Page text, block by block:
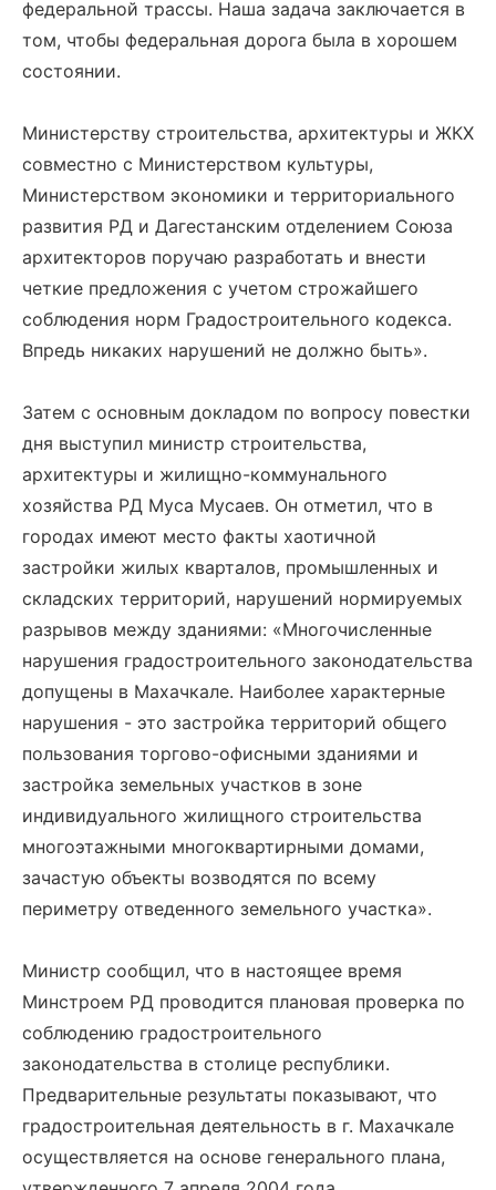
федеральной трассы. Наша задача заключается в
том, чтобы федеральная дорога была в хорошем
состоянии.
Министерству строительства, архитектуры и ЖКХ
совместно с Министерством культуры,
Министерством экономики и территориального
развития РД и Дагестанским отделением Союза
архитекторов поручаю разработать и внести
четкие предложения с учетом строжайшего
соблюдения норм Градостроительного кодекса.
Впредь никаких нарушений не должно быть».
Затем с основным докладом по вопросу повестки
дня выступил министр строительства,
архитектуры и жилищно-коммунального
хозяйства РД Муса Мусаев. Он отметил, что в
городах имеют место факты хаотичной
застройки жилых кварталов, промышленных и
складских территорий, нарушений нормируемых
разрывов между зданиями: «Многочисленные
нарушения градостроительного законодательства
допущены в Махачкале. Наиболее характерные
нарушения - это застройка территорий общего
пользования торгово-офисными зданиями и
застройка земельных участков в зоне
индивидуального жилищного строительства
многоэтажными многоквартирными домами,
зачастую объекты возводятся по всему
периметру отведенного земельного участка».
Министр сообщил, что в настоящее время
Минстроем РД проводится плановая проверка по
соблюдению градостроительного
законодательства в столице республики.
Предварительные результаты показывают, что
градостроительная деятельность в г. Махачкале
осуществляется на основе генерального плана,